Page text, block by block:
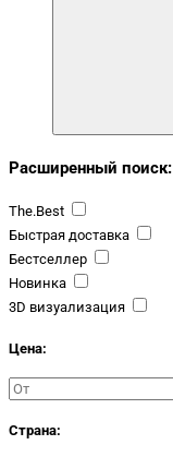
Расширенный поиск:
The.Best
Быстрая доставка
Бестселлер
Новинка
3D визуализация
Цена:
Страна: